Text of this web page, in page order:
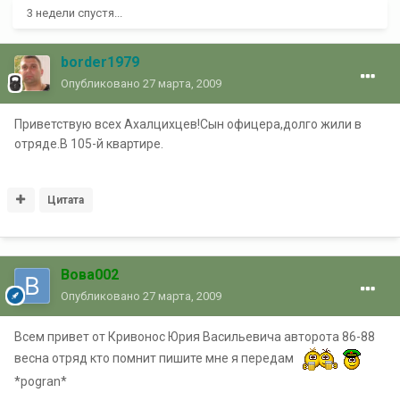
3 недели спустя...
border1979
Опубликовано 27 марта, 2009
Приветствую всех Ахалцихцев!Сын офицера,долго жили в
отряде.В 105-й квартире.
Цитата
Вова002
Опубликовано 27 марта, 2009
Всем привет от Кривонос Юрия Васильевича авторота 86-88
весна отряд кто помнит пишите мне я передам
*pogran*